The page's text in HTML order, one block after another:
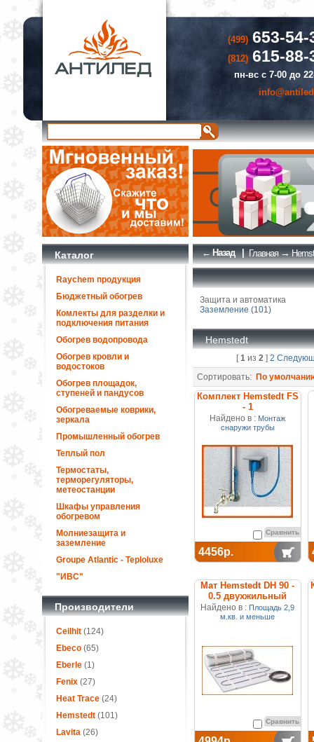
(499)653-54-
(812)615-88-
пн-вс с 7-00 до
Каталог
Raychem продукция
Бюджетный обогрев
Комлекты для разделки и
подключения питания
Обогрев водопровода
Обогрев кровли и
водостоков
Обогрев площадок,
ступеней и пандусов
Обогреваемые коврики,
зеркала
Промышленный обогрев
Теплый пол
Термостаты,
терморегуляторы,
метеостанции
Шкафы управления
обогревом
Молниезащита и
заземление
Groupe Atlantic - Teploluxe
"ИВС"
Производители
Ceilhit(124)
Ebeco(65)
Eberle(1)
Fenix(27)
Heat Trace(24)
Hemstedt(101)
Lavita(26)
← Назад | Главная→
Защита и автоматика
Заземление (101)
Hemstedt
[1из 2] 2
Сортировать: По
Комплект Hemstedt FS
- 1
Найдено в : Монтаж
снаружи трубы
Сравнить
4456р.
Мат Hemstedt DH 90 -
0.5 двухжильный
нагревательный
Найдено в : Площадь 2,9
м.кв. и меньше
Сравнить